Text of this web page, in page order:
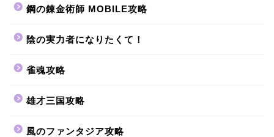
鋼の錬金術師 MOBILE攻略
陰の実力者になりたくて！
雀魂攻略
雄才三国攻略
風のファンタジア攻略